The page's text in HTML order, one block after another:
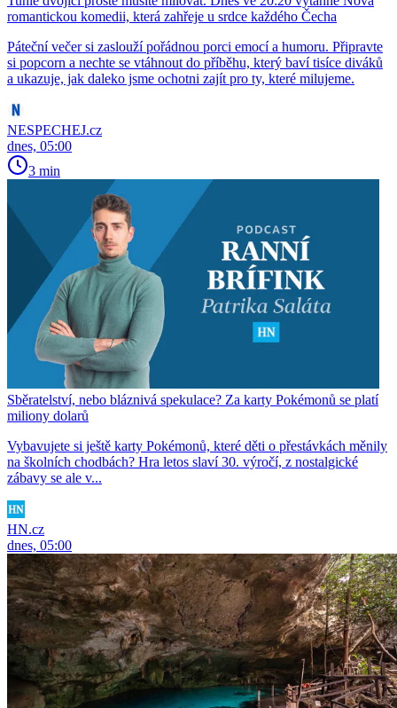
romantickou komedii, která zahřeje u srdce každého Čecha
Páteční večer si zaslouží pořádnou porci emocí a humoru. Připravte
si popcorn a nechte se vtáhnout do příběhu, který baví tisíce diváků
a ukazuje, jak daleko jsme ochotni zajít pro ty, které milujeme.
NESPECHEJ.cz
dnes, 05:00
3 min
Sběratelství, nebo bláznivá spekulace? Za karty Pokémonů se platí
miliony dolarů
Vybavujete si ještě karty Pokémonů, které děti o přestávkách měnily
na školních chodbách? Hra letos slaví 30. výročí, z nostalgické
zábavy se ale v...
HN.cz
dnes, 05:00